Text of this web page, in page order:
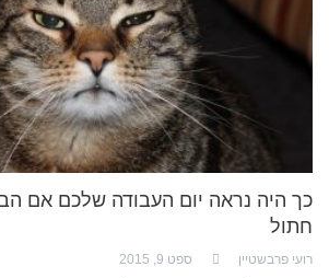
כך היה נראה יום העבודה שלכם אם
חתול
רועי פרבשטיין ספט 9, 2015